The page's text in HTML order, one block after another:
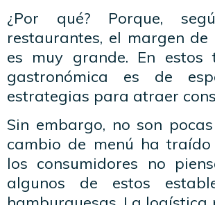
¿Por qué? Porque,
restaurantes, el margen
es muy grande. En
gastronómica es de
estrategias para atraer
Sin embargo, no son
cambio de menú ha traído
los consumidores no
algunos de estos